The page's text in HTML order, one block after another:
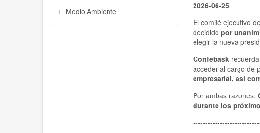
Medio Ambiente
2026-06-25
El comité ejecutivo de
decidido por
elegir la nueva
Confebask
acceder al cargo de
empresarial, así
Por ambas razones,
durante los